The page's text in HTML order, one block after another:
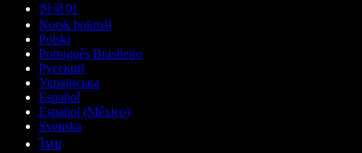
한국어
Norsk bokmål
Polski
Português Brasileiro
Русский
Українська
Español
Español (México)
Svenska
ไทย